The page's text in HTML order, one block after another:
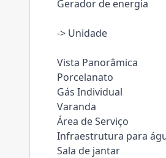
Gerador de energia
-> Unidade
Vista Panorâmica
Porcelanato
Gás Individual
Varanda
Área de Serviço
Infraestrutura para
Sala de jantar